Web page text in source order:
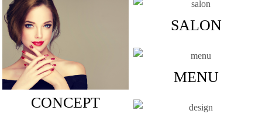
CONCEPT
SALON
MENU